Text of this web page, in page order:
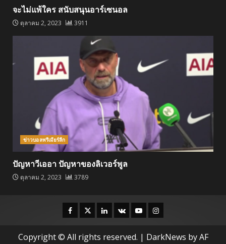
จะไม่แพ้ใคร สนับสนุนอาร์เซนอล
ตุลาคม 2, 2023 3911
ข่าวบอลพรีเมียร์ลีก
ปัญหาวีเออา ปัญหาของลิเวอร์พูล
ตุลาคม 2, 2023 3789
Facebook
TwitterLinkedin
VK YoutubeInstagram
Copyright © All rights reserved. | DarkNews by AF